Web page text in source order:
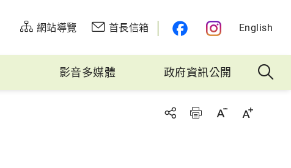
網站導覽 首長信箱 English
影音多媒體 政府資訊公開